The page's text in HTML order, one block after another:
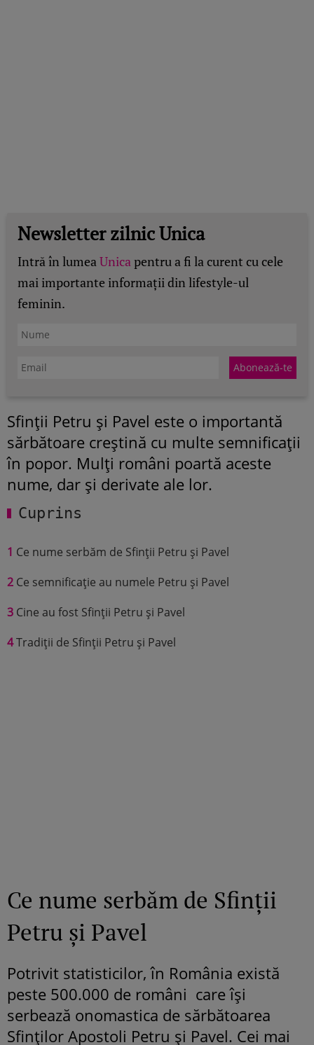
Newsletter zilnic Unica
Intră în lumeaUnicapentru a fi la curent cu cele
mai importante informații din lifestyle-ul
feminin.
Sfinții Petru și Pavel este o importantă
sărbătoare creștină cu multe semnificații
în popor. Mulți români poartă aceste
nume, dar și derivate ale lor.
Cuprins
1 Ce nume serbăm de Sfinții Petru și Pavel
2 Ce semnificație au numele Petru și Pavel
3 Cine au fost Sfinții Petru și Pavel
4Tradiții de Sfinții Petru și Pavel
Ce nume serbăm de Sfinții
Petru și Pavel
Potrivit statisticilor, în România există
peste 500.000 de români care îşi
serbează onomastica de sărbătoarea
Sfinţilor Apostoli Petru şi Pavel. Cei mai